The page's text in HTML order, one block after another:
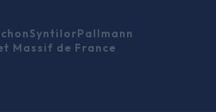
SyntilorPallmann
Massif de France